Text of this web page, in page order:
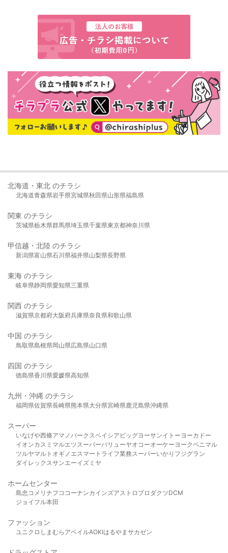
北海道・東北 のチラシ
北海道青森県岩手県宮城県秋田県山形県福島県
関東 のチラシ
茨城県栃木県群馬県埼玉県千葉県東京都神奈川県
甲信越・北陸 のチラシ
新潟県富山県石川県福井県山梨県長野県
東海 のチラシ
岐阜県静岡県愛知県三重県
関西 のチラシ
滋賀県京都府大阪府兵庫県奈良県和歌山県
中国 のチラシ
鳥取県島根県岡山県広島県山口県
四国 のチラシ
徳島県香川県愛媛県高知県
九州・沖縄 のチラシ
福岡県佐賀県長崎県熊本県大分県宮崎県鹿児島県沖縄県
スーパー
いなげや西條アマノパークスベイシア ビッグヨーサンイトーヨーカドー
イオンカスミ マルエツスーパーバリューヤオコーオーケー ヨークベニマル
ツルヤマルト オギノ エスマート ライフ業務スーパーいかり フジグラン
ダイレックスサンエーイズミヤ
ホームセンター
島忠 コメリ ナフコ コーナンカインズアストロプロダクツDCM
ジョイフル本田
ファッション
ユニクロ しまむら アベイルAOKIはるやま サカゼン